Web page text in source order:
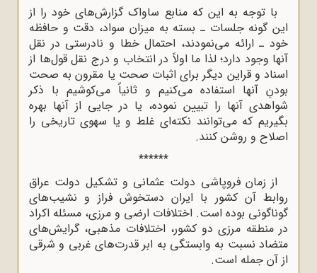
با توجه به این که منابع ساواک گزارش‌های خود را از
این گونه جلسات ـ بسته به میزان سواد، دقت و حافظه
خود ـ ارائه می‌نمودند، احتمال خطا و نادرستی در نقل
آنها وجود دارد؛ لذا ما اولاً در انتخاب و درج نقل قول‌ها از
اسناد و قراین دیگر برای اثبات صحت یا مقرون به صحت
بودنِ آنها استفاده می‌کنیم و ثانیاً می‌کوشیم با ذکر
شواهدی آنها را تبیین نموده، یا در جایی از آنها بهره
بگیریم که می‌توانند نکته‌ای غلط و یا سهوی تاریخی را
اصلاح و روشن کنند.
******
از زمان فروپاشی دولت عثمانی و تشکیل دولت عراق
روابط آن کشور با ایران دستخوش فراز و نشیب‌های
گوناگونی بوده است. اختلافات ارضی و مرزی، مسئله اکراد
در منطقه مرزی دو کشور، اختلافات مذهبی، گرایش‌های
متضاد نسبت به وابستگی به ابر قدرت‌های غربی و شرقی
از آن جمله است.